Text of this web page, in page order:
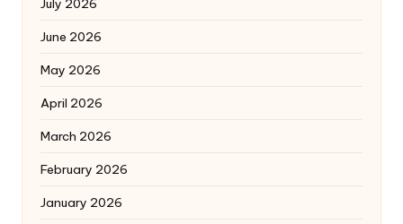
July 2026
June 2026
May 2026
April 2026
March 2026
February 2026
January 2026